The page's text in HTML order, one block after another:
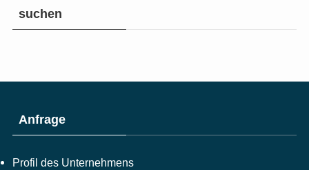
suchen
Anfrage
Profil des Unternehmens